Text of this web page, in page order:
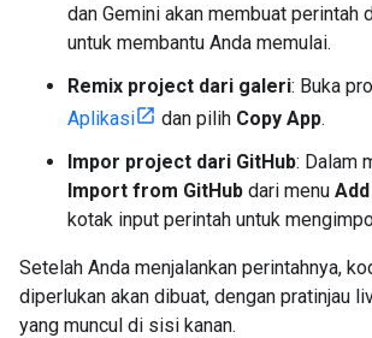
dan Gemini akan membuat perintah
untuk membantu Anda memulai.
Remix project dari galeri: Buka
Aplikasi
dan pilih Copy App.
Impor project dari GitHub: Dalam
Import from GitHub dari menu
kotak input perintah untuk
Setelah Anda menjalankan perintahnya,
diperlukan akan dibuat, dengan pratinjau
yang muncul di sisi kanan.